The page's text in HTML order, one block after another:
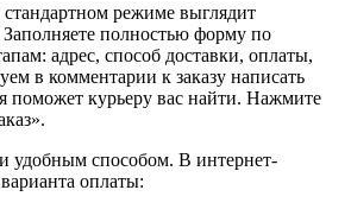
режиме выглядит
полностью форму по
адрес, способ доставки, оплаты,
в комментарии к заказу написать
поможет курьеру вас найти. Нажмите
удобным способом. В интернет-
оплаты: